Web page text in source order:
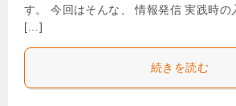
す。 今回はそんな、 情報発信 実践時の
[…]
続きを読む